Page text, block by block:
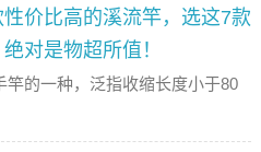
价比高的溪流竿，选这7款
对是物超所值！
竿的一种，泛指收缩长度小于80